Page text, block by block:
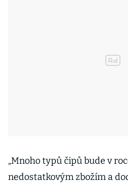
„Mnoho typů čipů bude v
nedostatkovým zbožím a